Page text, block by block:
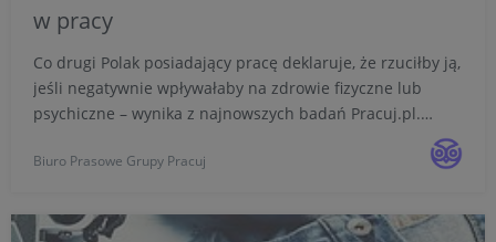
w pracy
Co drugi Polak posiadający pracę deklaruje, że rzuciłby ją,
jeśli negatywnie wpływałaby na zdrowie fizyczne lub
psychiczne – wynika z najnowszych badań Pracuj.pl.
świadomość znaczenia dobrych relacji i odpowiedniego...
Biuro Prasowe Grupy Pracuj